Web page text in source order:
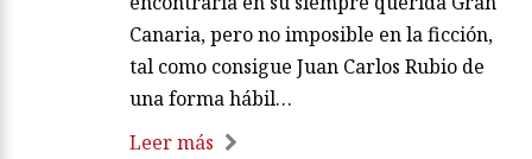
grancanario Benito Pérez Galdós. La
acción de la obra se sitúa a finales de los
años veinte del siglo XX; por ello, el
encuentro parece imposible, puesto que